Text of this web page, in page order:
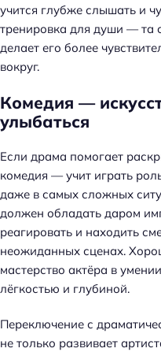
учится глубже слышать и
тренировка для души — та
делает его более
вокруг.
Комедия —
улыбаться
Если драма помогает
комедия — учит играть
даже в самых сложных
должен обладать даром
реагировать и находить
неожиданных сценах.
мастерство актёра в
лёгкостью и глубиной.
Переключение с
не только развивает